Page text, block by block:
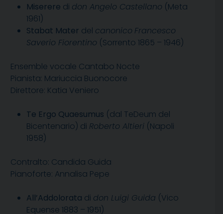
Miserere di don Angelo Castellano (Meta
1961)
Stabat Mater del canonico Francesco
Saverio Fiorentino (Sorrento 1865 – 1946)
Ensemble vocale Cantabo Nocte
Pianista: Mariuccia Buonocore
Direttore: Katia Veniero
Te Ergo Quaesumus (dal TeDeum del
Bicentenario) di Roberto Altieri (Napoli
1958)
Contralto: Candida Guida
Pianoforte: Annalisa Pepe
All’Addolorata di don Luigi Guida (Vico
Equense 1883 – 1951)